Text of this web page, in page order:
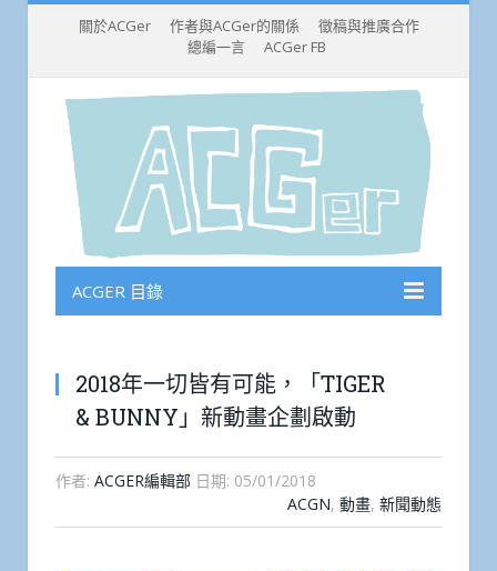
關於ACGer 作者與ACGer的關係
徵稿與推廣合作
總編一言
ACGer FB
ACGER 目錄
2018年一切皆有可能，「TIGER
& BUNNY」新動畫企劃啟動
作者: ACGER編輯部 日期: 05/01/2018
ACGN, 動畫, 新聞動態